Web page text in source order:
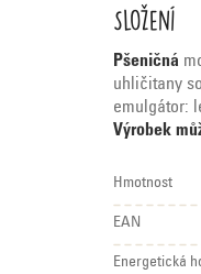
Složení
Pšeničná
uhličitany
emulgátor:
Výrobek
Hmotnost
EAN
Energetická